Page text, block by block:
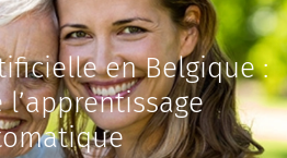
en Belgique :
l’apprentissage